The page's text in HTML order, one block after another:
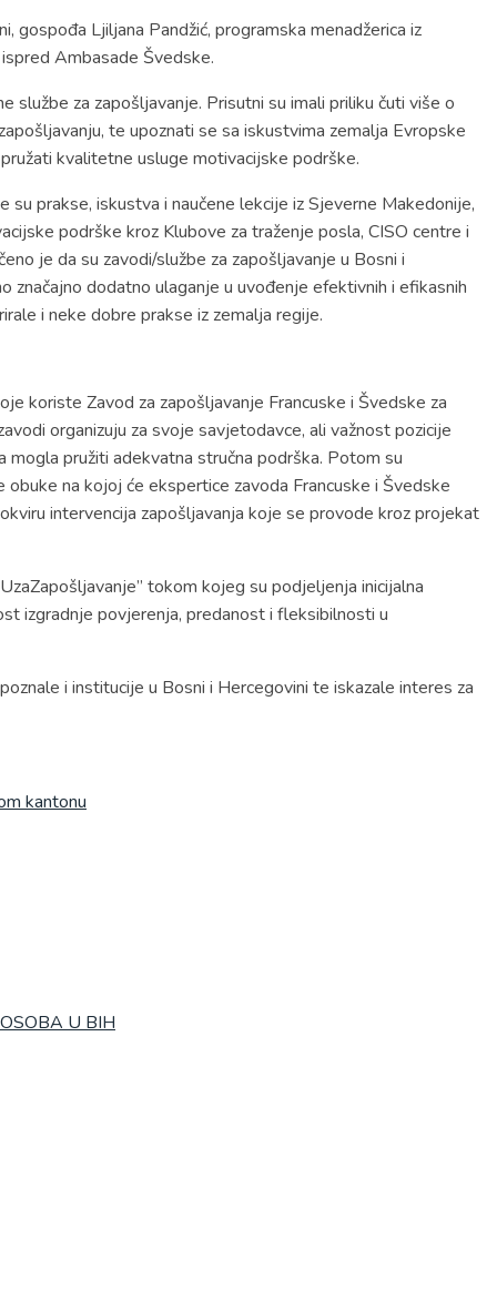
gospođa Ljiljana Pandžić, programska menadžerica iz
Ambasade Švedske.
službe za zapošljavanje. Prisutni su imali priliku čuti više o
te upoznati se sa iskustvima zemalja Evropske
kvalitetne usluge motivacijske podrške.
prakse, iskustva i naučene lekcije iz Sjeverne Makedonije,
podrške kroz Klubove za traženje posla, CISO centre i
je da su zavodi/službe za zapošljavanje u Bosni i
dodatno ulaganje u uvođenje efektivnih i efikasnih
i neke dobre prakse iz zemalja regije.
koriste Zavod za zapošljavanje Francuske i Švedske za
organizuju za svoje savjetodavce, ali važnost pozicije
mogla pružiti adekvatna stručna podrška. Potom su
na kojoj će ekspertice zavoda Francuske i Švedske
intervencija zapošljavanja koje se provode kroz projekat
tokom kojeg su podjeljenja inicijalna
izgradnje povjerenja, predanost i fleksibilnosti u
i institucije u Bosni i Hercegovini te iskazale interes za
kantonu
U BIH